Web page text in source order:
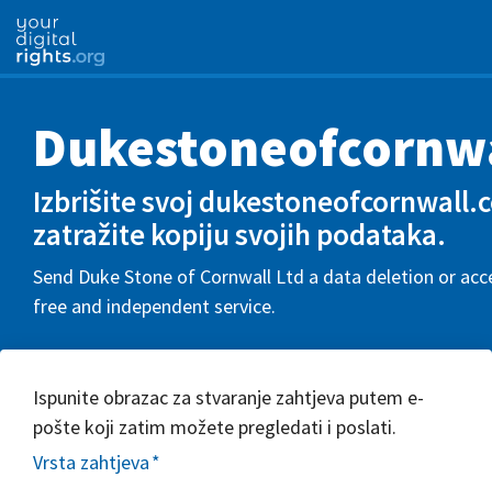
Izbrišite svoj
zatražite kopiju svojih podataka.
Send Duke Stone of Cornwall Ltd a data deletion or
free and independent service.
Ispunite obrazac za stvaranje zahtjeva putem e-
pošte koji zatim možete pregledati i poslati.
Vrsta zahtjeva*